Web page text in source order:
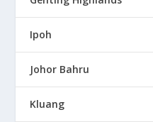
Ipoh
Johor Bahru
Kluang